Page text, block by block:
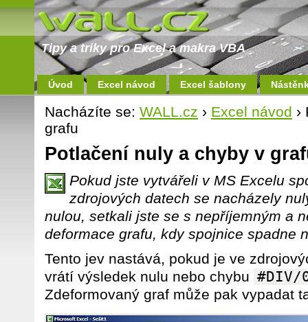
Tipy a triky pro Excel a makra VBA
Úvod Excel návod Excel šablony
Nacházíte se: WALL.cz › Excel návod ›
grafu
Potlačení nuly a chyby v
Pokud jste vytvářeli v MS Excelu
zdrojových datech se nacházely
nulou, setkali jste se s nepříjemným a
deformace grafu, kdy spojnice spadne
Tento jev nastává, pokud je ve
vrátí výsledek nulu nebo chybu #DIV/
Zdeformovaný graf může pak vypadat